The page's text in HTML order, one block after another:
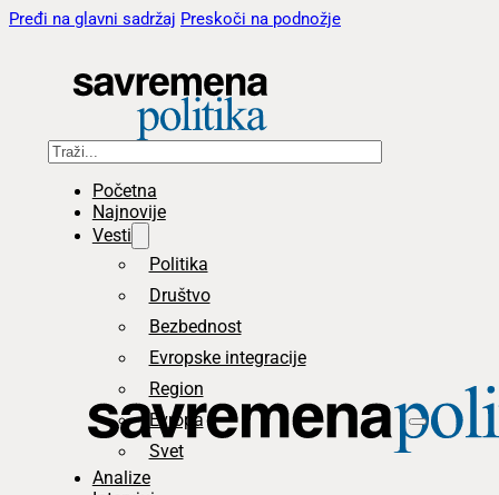
Pređi na glavni sadržaj Preskoči na podnožje
Pretraga
Početna
Najnovije
Vesti
Politika
Društvo
Bezbednost
Evropske integracije
Region
Evropa
Svet
Analize